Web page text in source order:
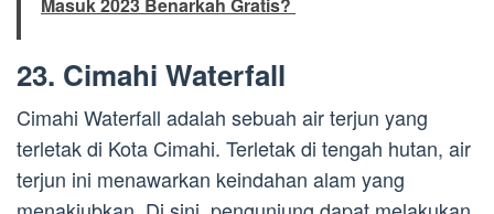
Masuk 2023 Benarkah Gratis?
23. Cimahi Waterfall
Cimahi Waterfall adalah sebuah air terjun yang
terletak di Kota Cimahi. Terletak di tengah hutan, air
terjun ini menawarkan keindahan alam yang